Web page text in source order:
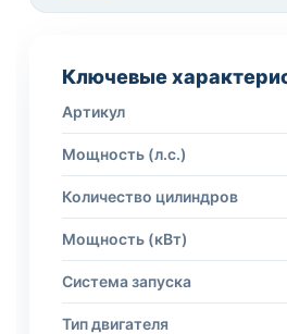
Ключевые
Артикул
Мощность (л.с.)
Количество цилиндров
Мощность (кВт)
Система запуска
Тип двигателя